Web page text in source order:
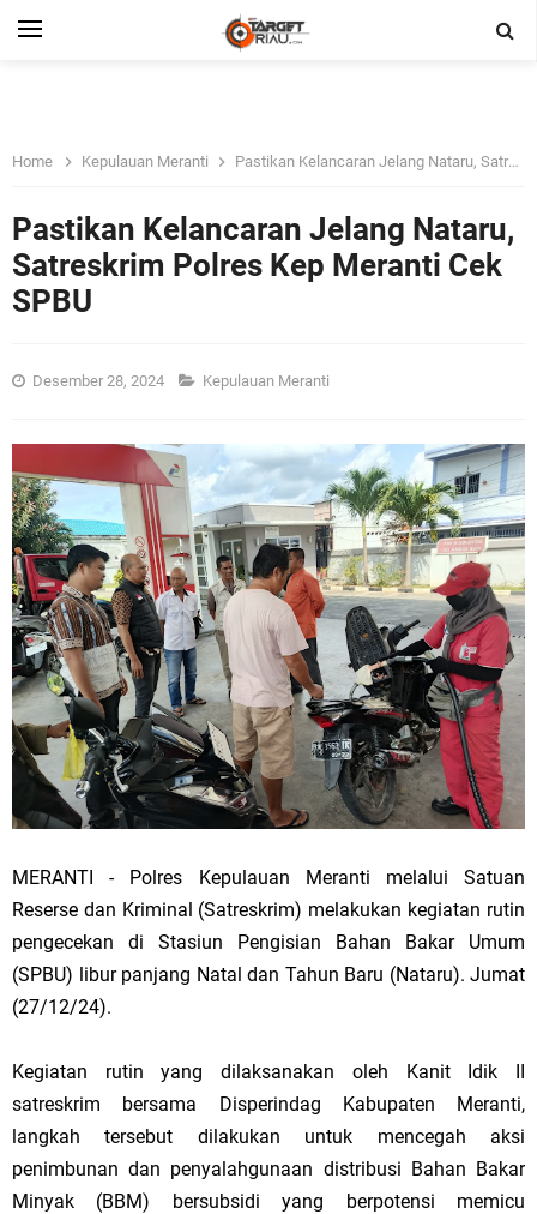
Home Kepulauan Meranti Pastikan Kelancaran Jelang Nataru, Satreskrim Polres Kep Meranti Cek SPBU
Pastikan Kelancaran Jelang Nataru,
Satreskrim Polres Kep Meranti Cek
SPBU
Desember 28, 2024 Kepulauan Meranti
MERANTI - Polres Kepulauan Meranti melalui Satuan
Reserse dan Kriminal (Satreskrim) melakukan kegiatan rutin
pengecekan di Stasiun Pengisian Bahan Bakar Umum
(SPBU) libur panjang Natal dan Tahun Baru (Nataru). Jumat
(27/12/24).
Kegiatan rutin yang dilaksanakan oleh Kanit Idik II
satreskrim bersama Disperindag Kabupaten Meranti,
langkah tersebut dilakukan untuk mencegah aksi
penimbunan dan penyalahgunaan distribusi Bahan Bakar
Minyak (BBM) bersubsidi yang berpotensi memicu